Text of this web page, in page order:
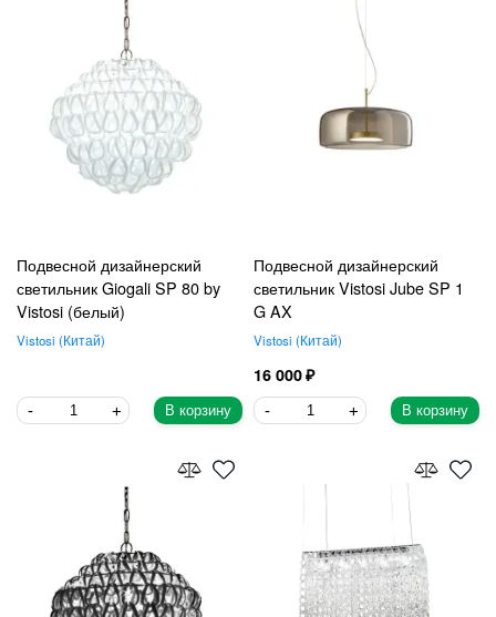
Подвесной дизайнерский
светильник Giogali SP 80 by
Vistosi (белый)
Vistosi Китай
В корзину
Подвесной дизайнерский
светильник Vistosi Jube SP 1
G AX
Vistosi Китай
16 000
В корзину